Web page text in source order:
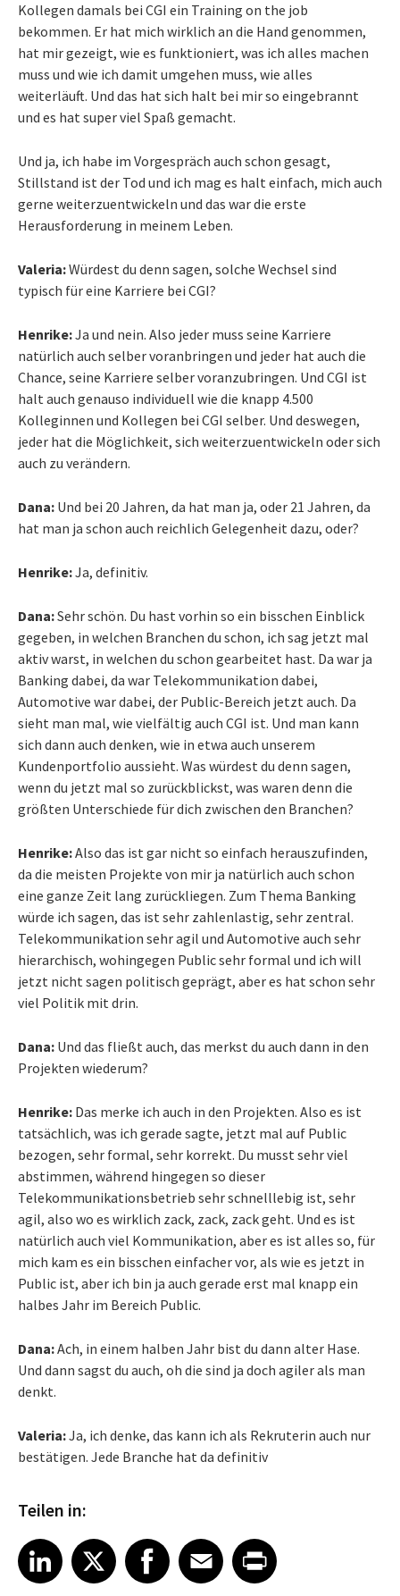
Kollegen damals bei CGI ein Training on the job
bekommen. Er hat mich wirklich an die Hand genommen,
hat mir gezeigt, wie es funktioniert, was ich alles machen
muss und wie ich damit umgehen muss, wie alles
weiterläuft. Und das hat sich halt bei mir so eingebrannt
und es hat super viel Spaß gemacht.
Und ja, ich habe im Vorgespräch auch schon gesagt,
Stillstand ist der Tod und ich mag es halt einfach, mich auch
gerne weiterzuentwickeln und das war die erste
Herausforderung in meinem Leben.
Valeria:Würdest du denn sagen, solche Wechsel sind
typisch für eine Karriere bei CGI?
Henrike:Ja und nein. Also jeder muss seine Karriere
natürlich auch selber voranbringen und jeder hat auch die
Chance, seine Karriere selber voranzubringen. Und CGI ist
halt auch genauso individuell wie die knapp 4.500
Kolleginnen und Kollegen bei CGI selber. Und deswegen,
jeder hat die Möglichkeit, sich weiterzuentwickeln oder sich
auch zu verändern.
Dana: Und bei 20 Jahren, da hat man ja, oder 21 Jahren, da
hat man ja schon auch reichlich Gelegenheit dazu, oder?
Henrike:Ja, definitiv.
Dana:Sehr schön. Du hast vorhin so ein bisschen Einblick
gegeben, in welchen Branchen du schon, ich sag jetzt mal
aktiv warst, in welchen du schon gearbeitet hast. Da war ja
Banking dabei, da war Telekommunikation dabei,
Automotive war dabei, der Public-Bereich jetzt auch. Da
sieht man mal, wie vielfältig auch CGI ist. Und man kann
sich dann auch denken, wie in etwa auch unserem
Kundenportfolio aussieht. Was würdest du denn sagen,
wenn du jetzt mal so zurückblickst, was waren denn die
größten Unterschiede für dich zwischen den Branchen?
Henrike:Also das ist gar nicht so einfach herauszufinden,
da die meisten Projekte von mir ja natürlich auch schon
eine ganze Zeit lang zurückliegen. Zum Thema Banking
würde ich sagen, das ist sehr zahlenlastig, sehr zentral.
Telekommunikation sehr agil und Automotive auch sehr
hierarchisch, wohingegen Public sehr formal und ich will
jetzt nicht sagen politisch geprägt, aber es hat schon sehr
viel Politik mit drin.
Dana: Und das fließt auch, das merkst du auch dann in den
Projekten wiederum?
Henrike: Das merke ich auch in den Projekten. Also es ist
tatsächlich, was ich gerade sagte, jetzt mal auf Public
bezogen, sehr formal, sehr korrekt. Du musst sehr viel
abstimmen, während hingegen so dieser
Telekommunikationsbetrieb sehr schnelllebig ist, sehr
agil, also wo es wirklich zack, zack, zack geht. Und es ist
natürlich auch viel Kommunikation, aber es ist alles so, für
mich kam es ein bisschen einfacher vor, als wie es jetzt in
Public ist, aber ich bin ja auch gerade erst mal knapp ein
halbes Jahr im Bereich Public.
Dana:Ach, in einem halben Jahr bist du dann alter Hase.
Und dann sagst du auch, oh die sind ja doch agiler als man
denkt.
Valeria:Ja, ich denke, das kann ich als Rekruterin auch nur
bestätigen. Jede Branche hat da definitiv
Teilen in:
Share article on LinkedIn
LinkedIn
Share article on XShare article on Facebook
Facebook
Share article on Email
EmailShare article on Print